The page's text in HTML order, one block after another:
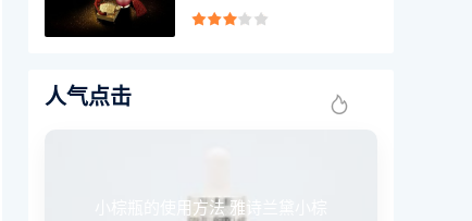
人气点击
小棕瓶的使用方法 雅诗兰黛小棕